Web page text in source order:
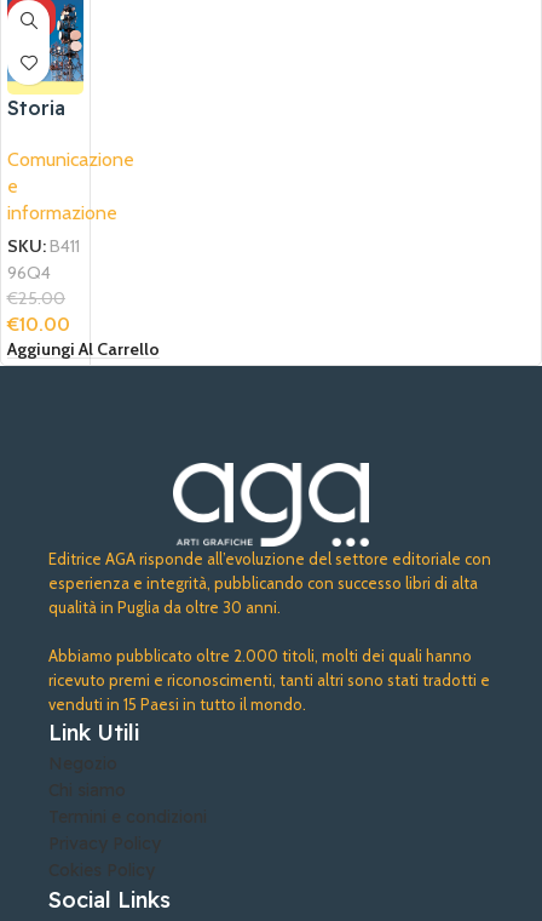
0%
Storia
comuni
cazione
e
dell’inf
ormazi
one in
Puglia
Comunicazione
e
informazione
SKU: B411
96Q4
€25.00
€10.00
Aggiungi Al Carrello
Editrice AGA risponde all’evoluzione del settore editoriale con
esperienza e integrità, pubblicando con successo libri di alta
qualità in Puglia da oltre 30 anni.
Abbiamo pubblicato oltre 2.000 titoli, molti dei quali hanno
ricevuto premi e riconoscimenti, tanti altri sono stati tradotti e
venduti in 15 Paesi in tutto il mondo.
Link Utili
Negozio
Chi siamo
Termini e condizioni
Privacy Policy
Cokies Policy
Social Links